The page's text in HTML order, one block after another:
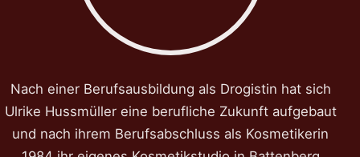
Nach einer Berufsausbildung als Drogistin hat sich
Ulrike Hussmüller eine berufliche Zukunft aufgebaut
und nach ihrem Berufsabschluss als Kosmetikerin